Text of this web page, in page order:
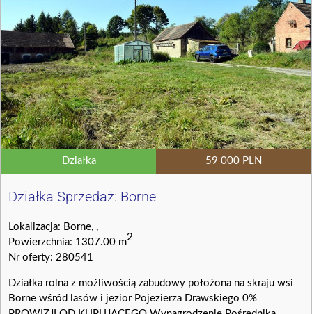
Działka 59 000 PLN
Działka Sprzedaż: Borne
Lokalizacja: Borne, ,
Powierzchnia: 1307.00 m2
Nr oferty: 280541
Działka rolna z możliwością zabudowy położona na skraju wsi
Borne wśród lasów i jezior Pojezierza Drawskiego 0%